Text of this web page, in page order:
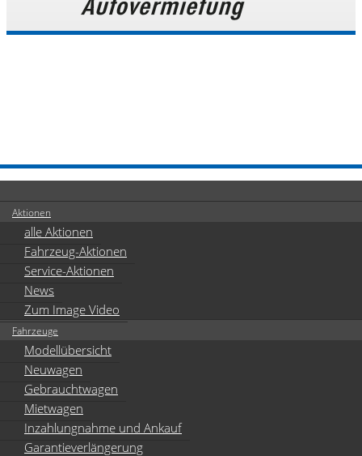
Aktionen
alle Aktionen
Fahrzeug-Aktionen
Service-Aktionen
News
Zum Image Video
Fahrzeuge
Modellübersicht
Neuwagen
Gebrauchtwagen
Mietwagen
Inzahlungnahme und Ankauf
Garantieverlängerung